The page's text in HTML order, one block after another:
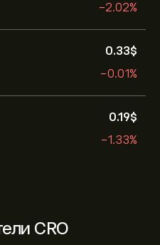
-2.02%
0.33‎$‎
-0.01%
0.19‎$‎
-1.33%
CRO